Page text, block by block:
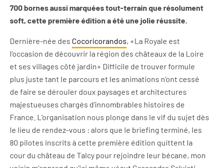
700 bornes aussi marquées tout-terrain que résolument
soft, cette première édition a été une jolie réussite.
Dernière-née des Cocoricorandos, «La Royale est
l’occasion de découvrir la région des châteaux de la Loire
et ses villages côté jardin» Difficile de trouver formule
plus juste tant le parcours et les animations n’ont cessé
de faire se dérouler doux paysages et architectures
majestueuses chargés d’innombrables histoires de
France. L’organisation nous plonge dans le vif du sujet dès
le lieu de rendez-vous : alors que le briefing terminé, les
80 pilotes inscrits à cette première édition quittent la
cour du château de Talcy pour rejoindre leur bécane, mon